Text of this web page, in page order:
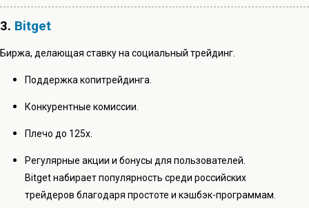
3. Bitget
Биржа, делающая ставку на социальный трейдинг.
Поддержка копитрейдинга.
Конкурентные комиссии.
Плечо до 125х.
Регулярные акции и бонусы для пользователей.
Bitget набирает популярность среди российских
трейдеров благодаря простоте и кэшбэк-программам.